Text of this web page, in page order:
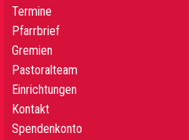
Termine
Pfarrbrief
Gremien
Pastoralteam
Einrichtungen
Kontakt
Spendenkonto